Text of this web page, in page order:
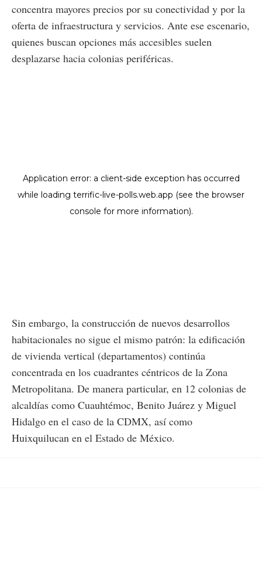
concentra mayores precios por su conectividad y por la
oferta de infraestructura y servicios. Ante ese escenario,
quienes buscan opciones más accesibles suelen
desplazarse hacia colonias periféricas.
Sin embargo, la construcción de nuevos desarrollos
habitacionales no sigue el mismo patrón: la edificación
de vivienda vertical (departamentos) continúa
concentrada en los cuadrantes céntricos de la Zona
Metropolitana. De manera particular, en 12 colonias de
alcaldías como Cuauhtémoc, Benito Juárez y Miguel
Hidalgo en el caso de la CDMX, así como
Huixquilucan en el Estado de México.